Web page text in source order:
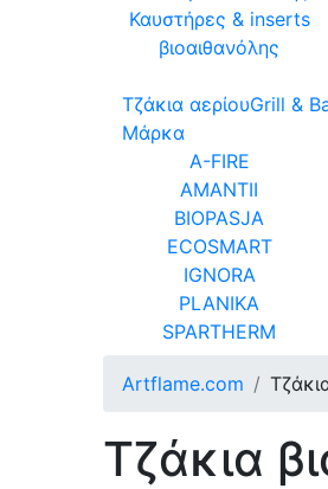
Καυστήρες & inserts
βιοαιθανόλης
Τζάκια αερίουGrill &
Μάρκα
A-FIRE
AMANTII
BIOPASJA
ECOSMART
IGNORA
PLANIKA
SPARTHERM
Artflame.com
Τζάκια